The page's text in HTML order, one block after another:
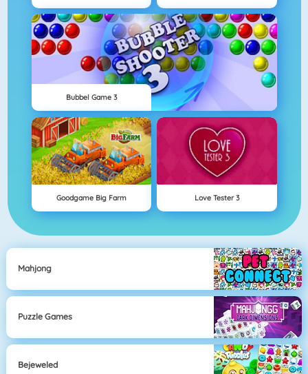
Bubbel Game 3
Goodgame Big Farm Love Tester 3
Mahjong
Puzzle Games
Bejeweled